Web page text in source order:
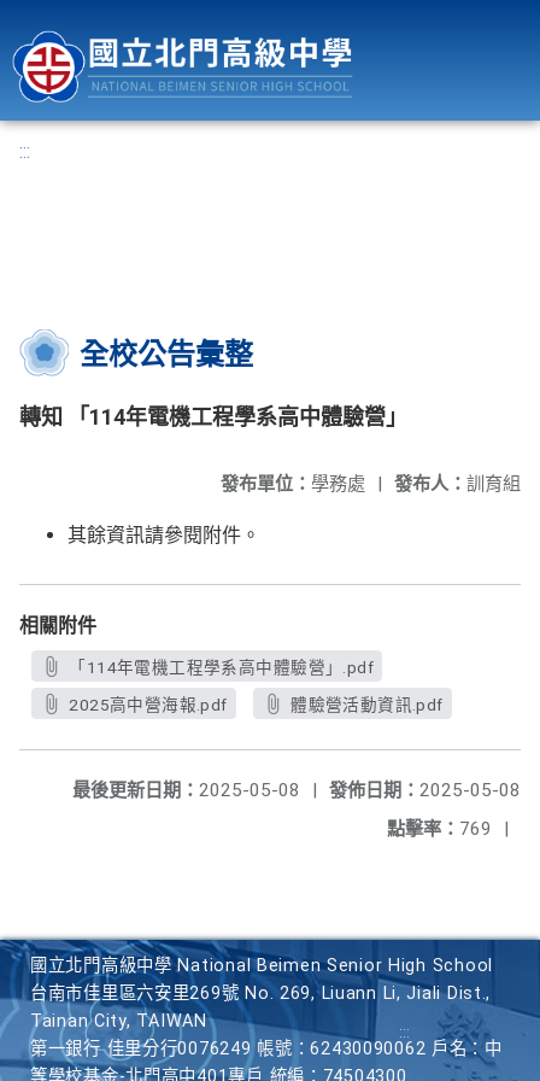
:::
全校公告彙整
轉知 「114年電機工程學系高中體驗營」
發布人： 訓育組
發布單位： 學務處 |
其餘資訊請參閱附件。
相關附件
「114年電機工程學系高中體驗營」.pdf
2025高中營海報.pdf
體驗營活動資訊.pdf
發佈日期： 2025-05-08
最後更新日期： 2025-05-08
|
點擊率： 769 |
國立北門高級中學 National Beimen Senior High School
台南市佳里區六安里269號 No. 269, Liuann Li, Jiali Dist.,
Tainan City, TAIWAN
第一銀行 佳里分行0076249 帳號：62430090062 戶名：中
等學校基金-北門高中401專戶 統編：74504300